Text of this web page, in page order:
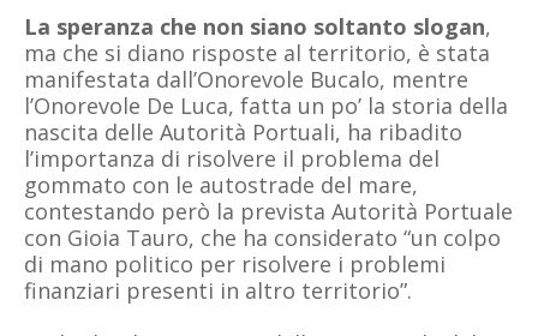
La speranza che non siano soltanto slogan,
ma che si diano risposte al territorio, è stata
manifestata dall’Onorevole Bucalo, mentre
l’Onorevole De Luca, fatta un po’ la storia della
nascita delle Autorità Portuali, ha ribadito
l’importanza di risolvere il problema del
gommato con le autostrade del mare,
contestando però la prevista Autorità Portuale
con Gioia Tauro, che ha considerato “un colpo
di mano politico per risolvere i problemi
finanziari presenti in altro territorio”.